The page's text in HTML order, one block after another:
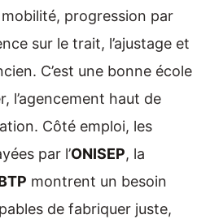
progression par
sur le trait, l’ajustage et
C’est une bonne école
l’agencement haut de
Côté emploi, les
par l’ONISEP, la
montrent un besoin
de fabriquer juste,